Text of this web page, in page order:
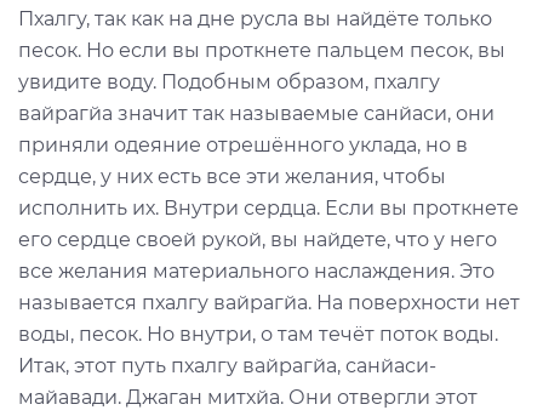
Пхалгу, так как на дне русла вы найдёте только
песок. Но если вы проткнете пальцем песок, вы
увидите воду. Подобным образом, пхалгу
вайрагйа значит так называемые санйаси, они
приняли одеяние отрешённого уклада, но в
сердце, у них есть все эти желания, чтобы
исполнить их. Внутри сердца. Если вы проткнете
его сердце своей рукой, вы найдете, что у него
все желания материального наслаждения. Это
называется пхалгу вайрагйа. На поверхности нет
воды, песок. Но внутри, о там течёт поток воды.
Итак, этот путь пхалгу вайрагйа, санйаси-
майавади. Джаган митхйа. Они отвергли этот